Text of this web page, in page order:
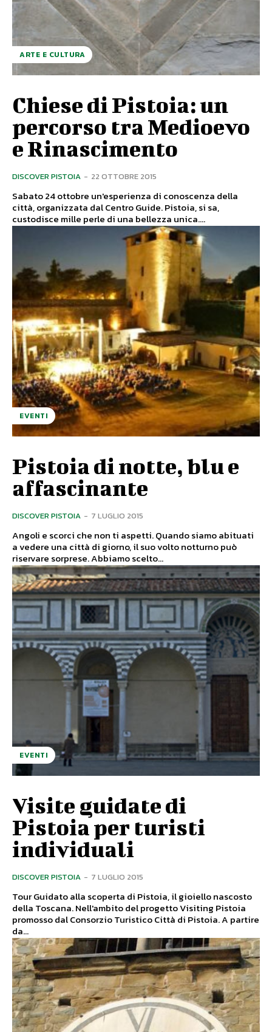
ARTE E CULTURA
Chiese di Pistoia: un
percorso tra Medioevo
e Rinascimento
DISCOVER PISTOIA - 22 OTTOBRE 2015
Sabato 24 ottobre un'esperienza di conoscenza della
città, organizzata dal Centro Guide. Pistoia, si sa,
custodisce mille perle di una bellezza unica....
EVENTI
Pistoia di notte, blu e
affascinante
DISCOVER PISTOIA - 7 LUGLIO 2015
Angoli e scorci che non ti aspetti. Quando siamo abituati
a vedere una città di giorno, il suo volto notturno può
riservare sorprese. Abbiamo scelto...
EVENTI
Visite guidate di
Pistoia per turisti
individuali
DISCOVER PISTOIA - 7 LUGLIO 2015
Tour Guidato alla scoperta di Pistoia, il gioiello nascosto
della Toscana. Nell'ambito del progetto Visiting Pistoia
promosso dal Consorzio Turistico Città di Pistoia. A partire
da...